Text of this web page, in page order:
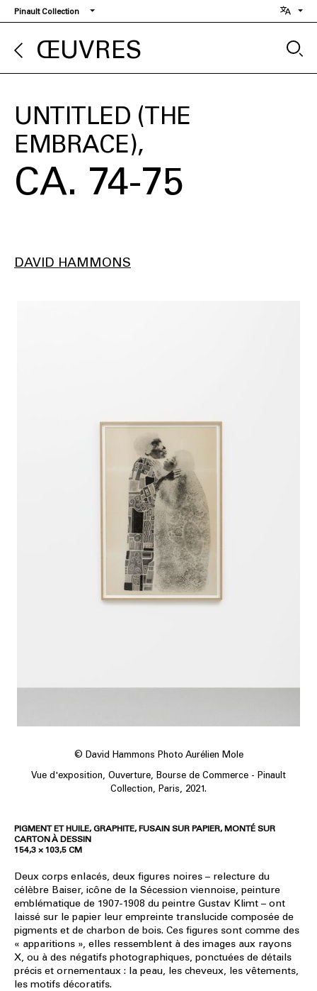
Aller
au
contenu
principal
Pinault Collection
ŒUVRES
UNTITLED (THE
EMBRACE)
CA. 74-75
DAVID HAMMONS
© David Hammons Photo Aurélien Mole
Vue d'exposition, Ouverture, Bourse de Commerce - Pinault
Collection, Paris, 2021.
PIGMENT ET HUILE, GRAPHITE, FUSAIN SUR PAPIER, MONTÉ SUR
CARTON À DESSIN
154,3 × 103,5 CM
Deux corps enlacés, deux figures noires – relecture du
célèbre Baiser, icône de la Sécession viennoise, peinture
emblématique de 1907-1908 du peintre Gustav Klimt – ont
laissé sur le papier leur empreinte translucide composée de
pigments et de charbon de bois. Ces figures sont comme des
« apparitions », elles ressemblent à des images aux rayons
X, ou à des négatifs photographiques, ponctuées de détails
précis et ornementaux : la peau, les cheveux, les vêtements,
les motifs décoratifs.